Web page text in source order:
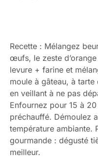
Recette : Mélangez
œufs, le zeste
levure + farine et
moule à gâteau, à
en veillant à ne pas
Enfournez pour 15 à
préchauffé. Démoulez
température ambiante.
gourmande : dégusté
meilleur.